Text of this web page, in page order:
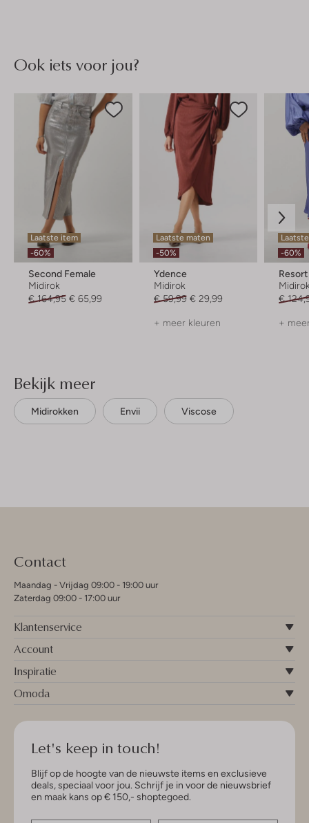
Ook iets voor jou?
Laatste item
-60%
Second Female
Midirok
€ 164,95 € 65,99
Laatste maten
-50%
Ydence
Midirok
€ 59,99 € 29,99
+ meer kleuren
-60%
€
+
Bekijk meer
Midirokken Envii Viscose
Contact
Maandag - Vrijdag 09:00 - 19:00 uur
Zaterdag 09:00 - 17:00 uur
Klantenservice
Account
Inspiratie
Omoda
Let's keep in touch!
Blijf op de hoogte van de nieuwste items en exclusieve
deals, speciaal voor jou. Schrijf je in voor de nieuwsbrief
en maak kans op € 150,- shoptegoed.